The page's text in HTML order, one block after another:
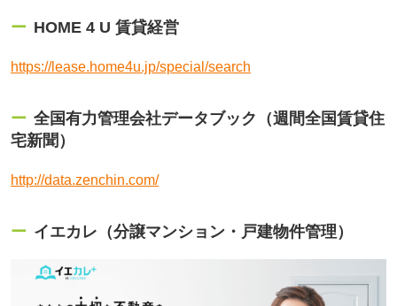
HOME 4 U 賃貸経営
https://lease.home4u.jp/special/search
全国有力管理会社データブック（週間全国賃貸住
宅新聞）
http://data.zenchin.com/
イエカレ（分譲マンション・戸建物件管理）